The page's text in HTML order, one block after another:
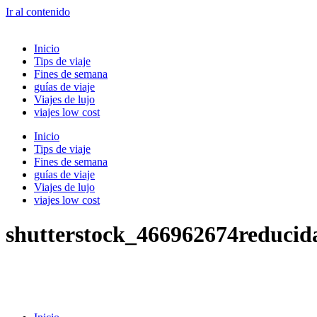
Ir al contenido
Inicio
Tips de viaje
Fines de semana
guías de viaje
Viajes de lujo
viajes low cost
Inicio
Tips de viaje
Fines de semana
guías de viaje
Viajes de lujo
viajes low cost